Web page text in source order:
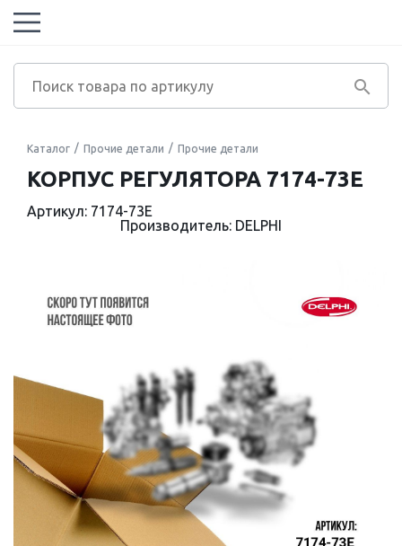
Каталог Прочие детали Прочие детали
КОРПУС РЕГУЛЯТОРА 7174-73E
Артикул: 7174-73E
Производитель: DELPHI